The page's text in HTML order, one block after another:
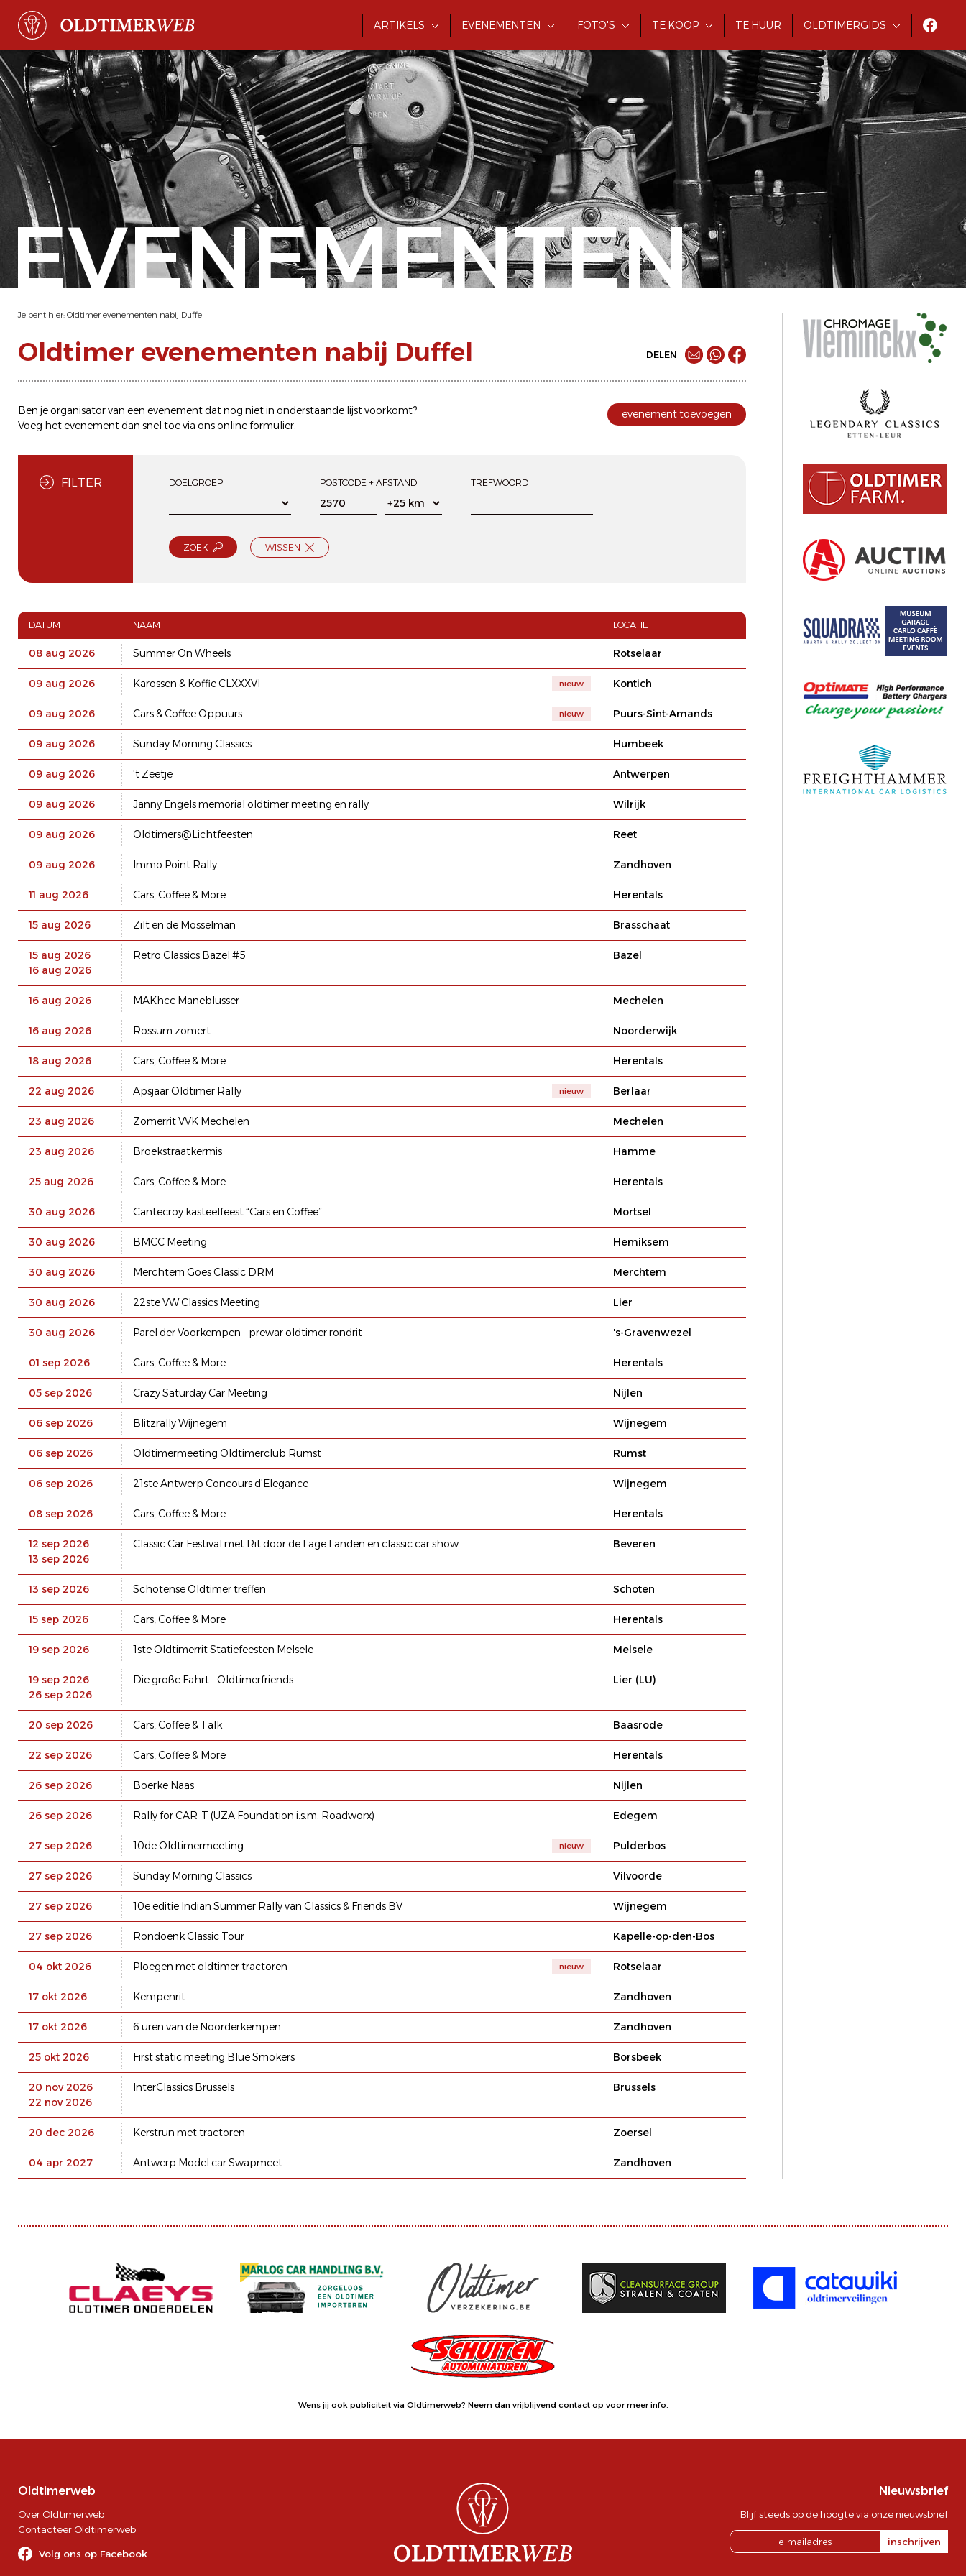
ARTIKELS EVENEMENTEN FOTO'S TE KOOP TE HUUR OLDTIMERGIDS
EVENEMENTEN
Je bent hier: Oldtimer evenementen nabij Duffel
Oldtimer evenementen nabij Duffel DELEN
Ben je organisator van een evenement dat nog niet in onderstaande lijst voorkomt?
Voeg het evenement dan snel toe via onsonline formulier.
evenement toevoegen
FILTER DOELGROEP POSTCODE + AFSTAND TREFWOORD
ZOEK WISSEN
DATUM NAAM LOCATIE
08 aug 2026 Summer On Wheels Rotselaar
09 aug 2026 Karossen & Koffie CLXXXVI nieuw Kontich
09 aug 2026 Cars & Coffee Oppuurs nieuw Puurs-Sint-Amands
09 aug 2026 Sunday Morning Classics Humbeek
09 aug 2026 't Zeetje Antwerpen
09 aug 2026 Janny Engels memorial oldtimer meeting en rally Wilrijk
09 aug 2026 Oldtimers@Lichtfeesten Reet
09 aug 2026 Immo Point Rally Zandhoven
11 aug 2026 Cars, Coffee & More Herentals
15 aug 2026 Zilt en de Mosselman Brasschaat
15 aug 2026
16 aug 2026
Retro Classics Bazel #5 Bazel
16 aug 2026 MAKhcc Maneblusser Mechelen
16 aug 2026 Rossum zomert Noorderwijk
18 aug 2026 Cars, Coffee & More Herentals
22 aug 2026 Apsjaar Oldtimer Rally nieuw Berlaar
23 aug 2026 Zomerrit VVK Mechelen Mechelen
23 aug 2026 Broekstraatkermis Hamme
25 aug 2026 Cars, Coffee & More Herentals
30 aug 2026 Cantecroy kasteelfeest “Cars en Coffee” Mortsel
30 aug 2026 BMCC Meeting Hemiksem
30 aug 2026 Merchtem Goes Classic DRM Merchtem
30 aug 2026 22ste VW Classics Meeting Lier
30 aug 2026 Parel der Voorkempen - prewar oldtimer rondrit 's-Gravenwezel
01 sep 2026 Cars, Coffee & More Herentals
05 sep 2026 Crazy Saturday Car Meeting Nijlen
06 sep 2026 Blitzrally Wijnegem Wijnegem
06 sep 2026 Oldtimermeeting Oldtimerclub Rumst Rumst
06 sep 2026 21ste Antwerp Concours d'Elegance Wijnegem
08 sep 2026 Cars, Coffee & More Herentals
12 sep 2026
13 sep 2026
Classic Car Festival met Rit door de Lage Landen en classic car show Beveren
13 sep 2026 Schotense Oldtimer treffen Schoten
15 sep 2026 Cars, Coffee & More Herentals
19 sep 2026 1ste Oldtimerrit Statiefeesten Melsele Melsele
19 sep 2026
26 sep 2026
Die große Fahrt - Oldtimerfriends Lier (LU)
20 sep 2026 Cars, Coffee & Talk Baasrode
22 sep 2026 Cars, Coffee & More Herentals
26 sep 2026 Boerke Naas Nijlen
26 sep 2026 Rally for CAR-T (UZA Foundation i.s.m. Roadworx) Edegem
27 sep 2026 10de Oldtimermeeting nieuw Pulderbos
27 sep 2026 Sunday Morning Classics Vilvoorde
27 sep 2026 10e editie Indian Summer Rally van Classics & Friends BV Wijnegem
27 sep 2026 Rondoenk Classic Tour Kapelle-op-den-Bos
04 okt 2026 Ploegen met oldtimer tractoren nieuw Rotselaar
17 okt 2026 Kempenrit Zandhoven
17 okt 2026 6 uren van de Noorderkempen Zandhoven
25 okt 2026 First static meeting Blue Smokers Borsbeek
20 nov 2026
22 nov 2026
InterClassics Brussels Brussels
20 dec 2026 Kerstrun met tractoren Zoersel
04 apr 2027 Antwerp Model car Swapmeet Zandhoven
Wens jij ook publiciteit via Oldtimerweb? Neem dan vrijblijvend contact op voor meer info.
Oldtimerweb
Over Oldtimerweb
Contacteer Oldtimerweb
Volg ons op Facebook
Nieuwsbrief
Blijf steeds op de hoogte via onze nieuwsbrief
inschrijven